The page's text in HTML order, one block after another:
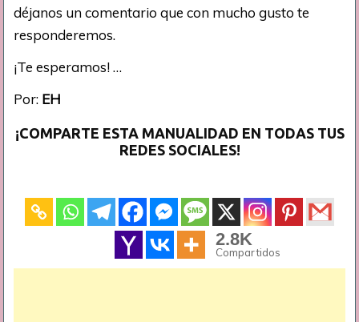
déjanos un comentario que con mucho gusto te
responderemos.
¡Te esperamos! …
Por: EH
¡COMPARTE ESTA MANUALIDAD EN TODAS TUS
REDES SOCIALES!
2.8K
Compartidos